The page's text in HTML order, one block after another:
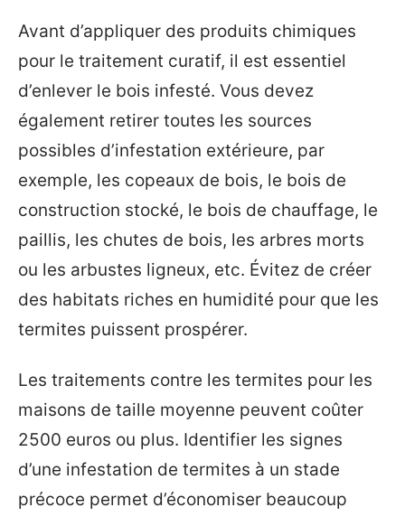
Avant d’appliquer des produits chimiques
pour le traitement curatif, il est essentiel
d’enlever le bois infesté. Vous devez
également retirer toutes les sources
possibles d’infestation extérieure, par
exemple, les copeaux de bois, le bois de
construction stocké, le bois de chauffage, le
paillis, les chutes de bois, les arbres morts
ou les arbustes ligneux, etc. Évitez de créer
des habitats riches en humidité pour que les
termites puissent prospérer.
Les traitements contre les termites pour les
maisons de taille moyenne peuvent coûter
2500 euros ou plus. Identifier les signes
d’une infestation de termites à un stade
précoce permet d’économiser beaucoup